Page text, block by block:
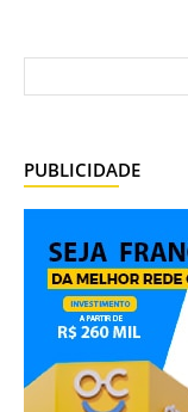
PUBLICIDADE